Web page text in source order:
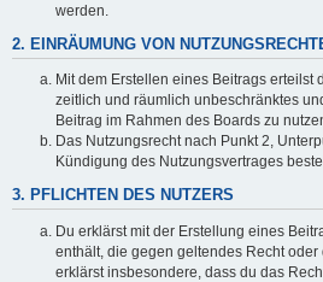
werden.
2. EINRÄUMUNG VON
Mit dem Erstellen eines Beitrags erteilst
zeitlich und räumlich unbeschränktes
Beitrag im Rahmen des Boards zu
Das Nutzungsrecht nach Punkt 2,
Kündigung des Nutzungsvertrages
3. PFLICHTEN DES NUTZERS
Du erklärst mit der Erstellung eines
enthält, die gegen geltendes Recht
erklärst insbesondere, dass du das